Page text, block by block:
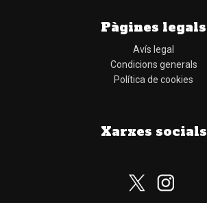
Pàgines legals
Avís legal
Condicions generals
Política de cookies
Xarxes socials